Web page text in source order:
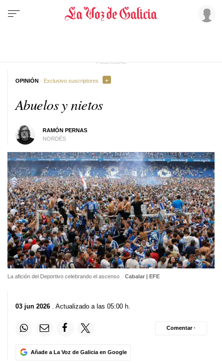
Abuelos y nietos
RAMÓN PERNAS
NORDÉS
OPINIÓN · Exclusivo suscriptores
La afición del Deportivo celebrando el ascenso Cabalar | EFE
03 jun 2026 . Actualizado a las 05:00 h.
Añade a La Voz de Galicia en Google
Comentar ·